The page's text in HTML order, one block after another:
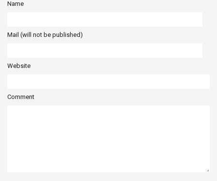
Name
Mail (will not be published)
Website
Comment